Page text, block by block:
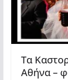
Τα
Αθήνα –